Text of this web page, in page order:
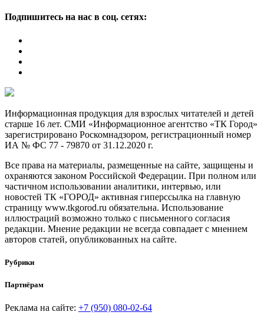
Подпишитесь на нас в соц. сетях:
Информационная продукция для взрослых читателей и детей
старше 16 лет. СМИ «Информационное агентство «ТК Город»
зарегистрировано Роскомнадзором, регистрационный номер
ИА № ФС 77 - 79870 от 31.12.2020 г.
Все права на материалы, размещенные на сайте, защищены и
охраняются законом Российской Федерации. При полном или
частичном использовании аналитики, интервью, или
новостей ТК «ГОРОД» активная гиперссылка на главную
страницу www.tkgorod.ru обязательна. Использование
иллюстраций возможно только с письменного согласия
редакции. Мнение редакции не всегда совпадает с мнением
авторов статей, опубликованных на сайте.
Рубрики
Партнёрам
Реклама на сайте: +7 (950) 080-02-64